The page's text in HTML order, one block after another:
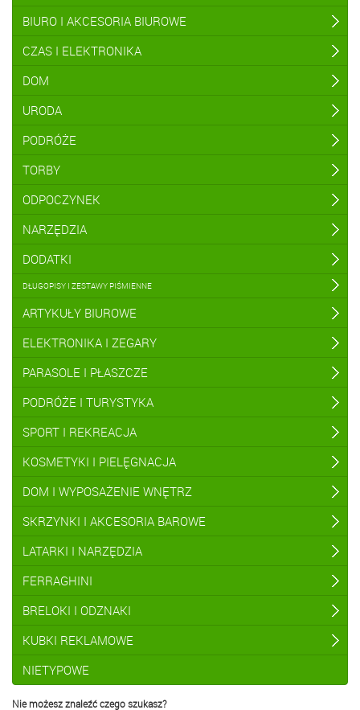
BIURO I AKCESORIA BIUROWE
CZAS I ELEKTRONIKA
DOM
URODA
PODRÓŻE
TORBY
ODPOCZYNEK
NARZĘDZIA
DODATKI
DŁUGOPISY I ZESTAWY PIŚMIENNE
ARTYKUŁY BIUROWE
ELEKTRONIKA I ZEGARY
PARASOLE I PŁASZCZE
PODRÓŻE I TURYSTYKA
SPORT I REKREACJA
KOSMETYKI I PIELĘGNACJA
DOM I WYPOSAŻENIE WNĘTRZ
SKRZYNKI I AKCESORIA BAROWE
LATARKI I NARZĘDZIA
FERRAGHINI
BRELOKI I ODZNAKI
KUBKI REKLAMOWE
NIETYPOWE
Nie możesz znaleźć czego szukasz?